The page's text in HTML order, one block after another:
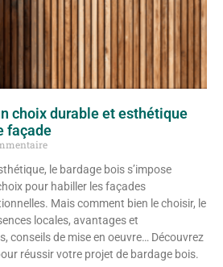
choix durable et esthétique
façade
le bardage bois s’impose
pour habiller les façades
Mais comment bien le choisir, le
locales, avantages et
conseils de mise en oeuvre… Découvrez
réussir votre projet de bardage bois.